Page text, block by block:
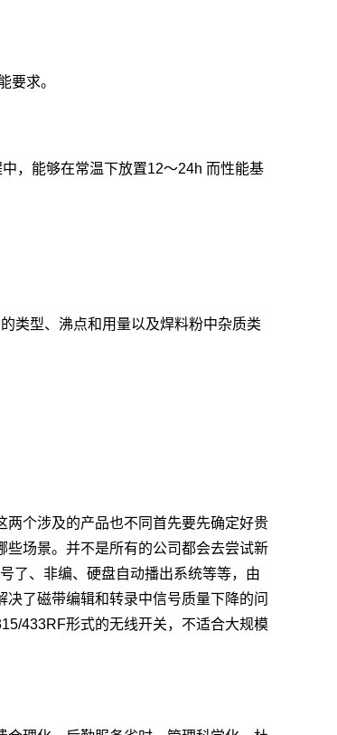
要求。
，能够在常温下放置12～24h 而性能基
类型、沸点和用量以及焊料粉中杂质类
个涉及的产品也不同首先要先确定好贵
场景。并不是所有的公司都会去尝试新
了、非编、硬盘自动播出系统等等，由
了磁带编辑和转录中信号质量下降的问
433RF形式的无线开关，不适合大规模